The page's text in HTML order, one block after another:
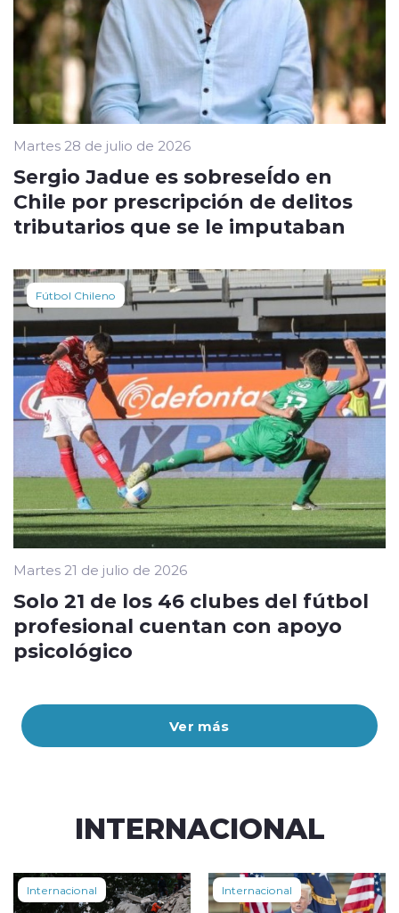
Ver más
Martes 28 de julio de 2026
Sergio Jadue es sobreseÍdo en
Chile por prescripción de delitos
tributarios que se le imputaban
Fútbol Chileno
Martes 21 de julio de 2026
Solo 21 de los 46 clubes del fútbol
profesional cuentan con apoyo
psicológico
INTERNACIONAL
Internacional Internacional